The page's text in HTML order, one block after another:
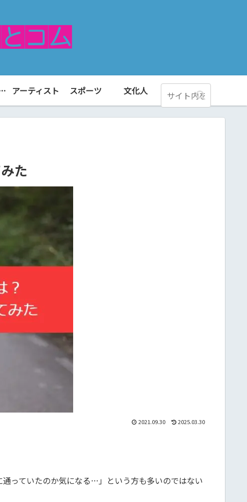
（旧ジャニーズ） アーティスト スポーツ 文化人
た
2021.09.30 2025.03.30
っていたのか気になる…」という方も多いのではない